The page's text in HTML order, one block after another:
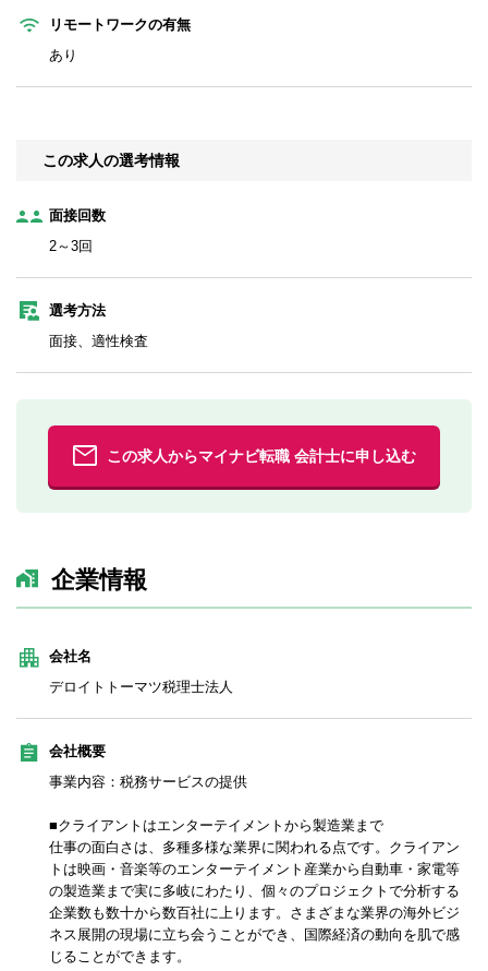
リモートワークの有無
あり
この求人の選考情報
面接回数
2～3回
選考方法
面接、適性検査
この求人からマイナビ転職 会計士に申し込む
企業情報
会社名
デロイトトーマツ税理士法人
会社概要
事業内容：税務サービスの提供
■クライアントはエンターテイメントから製造業まで
仕事の面白さは、多種多様な業界に関われる点です。クライアン
トは映画・音楽等のエンターテイメント産業から自動車・家電等
の製造業まで実に多岐にわたり、個々のプロジェクトで分析する
企業数も数十から数百社に上ります。さまざまな業界の海外ビジ
ネス展開の現場に立ち会うことができ、国際経済の動向を肌で感
じることができます。